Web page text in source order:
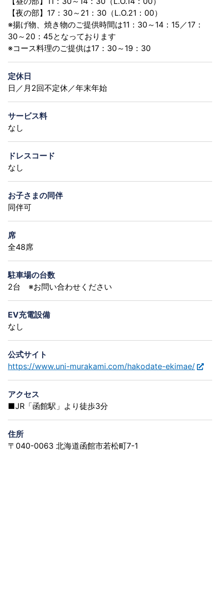
【夜の部】17：30～21：30（L.O.21：00）
※揚げ物、焼き物のご提供時間は11：30～14：15／17：
30～20：45となっております
※コース料理のご提供は17：30～19：30
定休日
日／月2回不定休／年末年始
サービス料
なし
ドレスコード
なし
お子さまの同伴
同伴可
席
全48席
駐車場の台数
2台 ※お問い合わせください
EV充電設備
なし
公式サイト
https://www.uni-murakami.com/hakodate-ekimae/
アクセス
■JR「函館駅」より徒歩3分
住所
〒040-0063 北海道函館市若松町7-1